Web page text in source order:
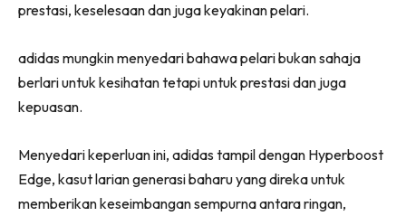
prestasi, keselesaan dan juga keyakinan pelari.
adidas mungkin menyedari bahawa pelari bukan sahaja
berlari untuk kesihatan tetapi untuk prestasi dan juga
kepuasan.
Menyedari keperluan ini, adidas tampil dengan Hyperboost
Edge, kasut larian generasi baharu yang direka untuk
memberikan keseimbangan sempurna antara ringan,